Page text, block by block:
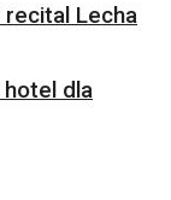
recital Lecha
hotel dla